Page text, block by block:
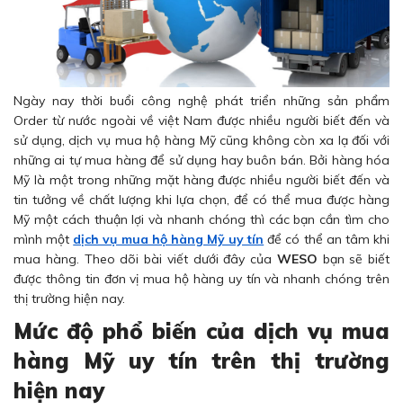
Ngày nay thời buổi công nghệ phát triển những sản phẩm
Order từ nước ngoài về việt Nam được nhiều người biết đến và
sử dụng, dịch vụ mua hộ hàng Mỹ cũng không còn xa lạ đối với
những ai tự mua hàng để sử dụng hay buôn bán. Bởi hàng hóa
Mỹ là một trong những mặt hàng được nhiều người biết đến và
tin tưởng về chất lượng khi lựa chọn, để có thể mua được hàng
Mỹ một cách thuận lợi và nhanh chóng thì các bạn cần tìm cho
mình một dịch vụ mua hộ hàng Mỹ uy tín để có thể an tâm khi
mua hàng. Theo dõi bài viết dưới đây của WESO bạn sẽ biết
được thông tin đơn vị mua hộ hàng uy tín và nhanh chóng trên
thị trường hiện nay.
Mức độ phổ biến của dịch vụ mua
hàng Mỹ uy tín trên thị trường
hiện nay